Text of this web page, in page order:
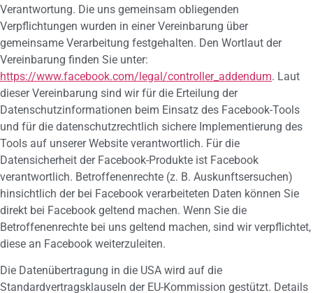
Verantwortung. Die uns gemeinsam obliegenden
Verpflichtungen wurden in einer Vereinbarung über
gemeinsame Verarbeitung festgehalten. Den Wortlaut der
Vereinbarung finden Sie unter:
https://www.facebook.com/legal/controller_addendum. Laut
dieser Vereinbarung sind wir für die Erteilung der
Datenschutzinformationen beim Einsatz des Facebook-Tools
und für die datenschutzrechtlich sichere Implementierung des
Tools auf unserer Website verantwortlich. Für die
Datensicherheit der Facebook-Produkte ist Facebook
verantwortlich. Betroffenenrechte (z. B. Auskunftsersuchen)
hinsichtlich der bei Facebook verarbeiteten Daten können Sie
direkt bei Facebook geltend machen. Wenn Sie die
Betroffenenrechte bei uns geltend machen, sind wir verpflichtet,
diese an Facebook weiterzuleiten.
Die Datenübertragung in die USA wird auf die
Standardvertragsklauseln der EU-Kommission gestützt. Details